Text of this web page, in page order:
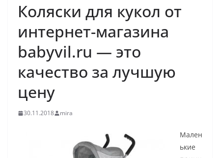
Коляски для кукол от
интернет-магазина
babyvil.ru — это
качество за лучшую
цену
30.11.2018 mira
Мален
ькие